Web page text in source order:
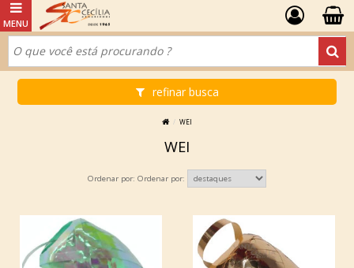
refinar busca
WEI
WEI
Ordenar por: